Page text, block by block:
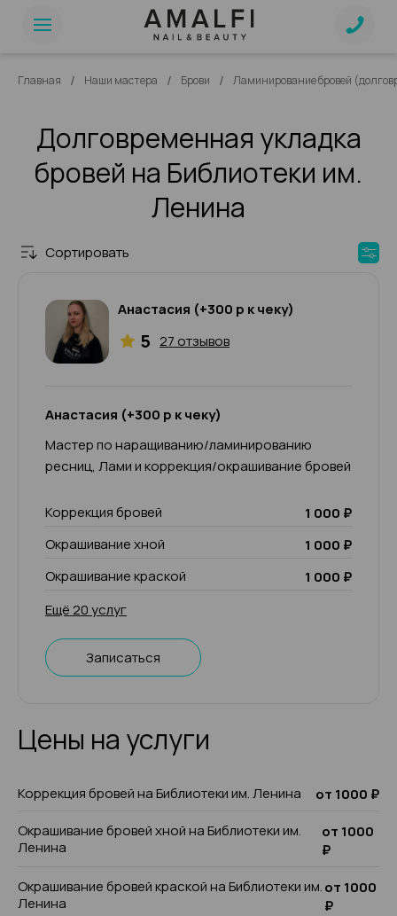
Главная / Наши мастера / Брови / Ламинирование бровей
Долговременная укладка
бровей на Библиотеки им.
Ленина
Сортировать
Анастасия (+300 р к чеку)
5 27 отзывов
Анастасия (+300 р к чеку)
Мастер по наращиванию/ламинированию
ресниц, Лами и коррекция/окрашивание бровей
Коррекция бровей
1 000 ₽
Окрашивание хной
1 000 ₽
Окрашивание краской
1 000 ₽
Ещё 20 услуг
Записаться
Цены на услуги
Коррекция бровей на Библиотеки им. Ленина
от 1000 ₽
Окрашивание бровей хной на Библиотеки им.
Ленина
от 1000
₽
Окрашивание бровей краской на Библиотеки им.
Ленина
от 1000
₽